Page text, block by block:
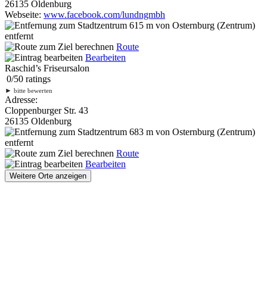
26135 Oldenburg
Webseite: www.facebook.com/lundngmbh
615 m von Osternburg (Zentrum)
entfernt
Route
Bearbeiten
Raschid’s Friseursalon
0/50 ratings
► bitte bewerten
Adresse:
Cloppenburger Str. 43
26135 Oldenburg
683 m von Osternburg (Zentrum)
entfernt
Route
Bearbeiten
Weitere Orte anzeigen